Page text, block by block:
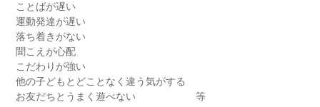
ことばが遅い
運動発達が遅い
落ち着きがない
聞こえが心配
こだわりが強い
他の子どもとどことなく違う気がする
お友だちとうまく遊べない 等